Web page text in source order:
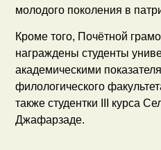
молодого поколения в
Кроме того, Почётной
награждены студенты
академическими
филологического
также студентки III курса
Джафарзаде.